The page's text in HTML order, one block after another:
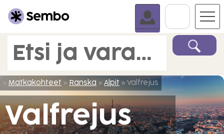
Siirry
Etsi ja varaa matka.
» Matkakohteet » Ranska » Alpit » Valfrejus
Valfrejus